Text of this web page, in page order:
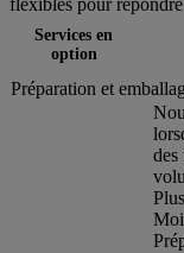
flexibles pour
Services en
option
Préparation et
des
Plus